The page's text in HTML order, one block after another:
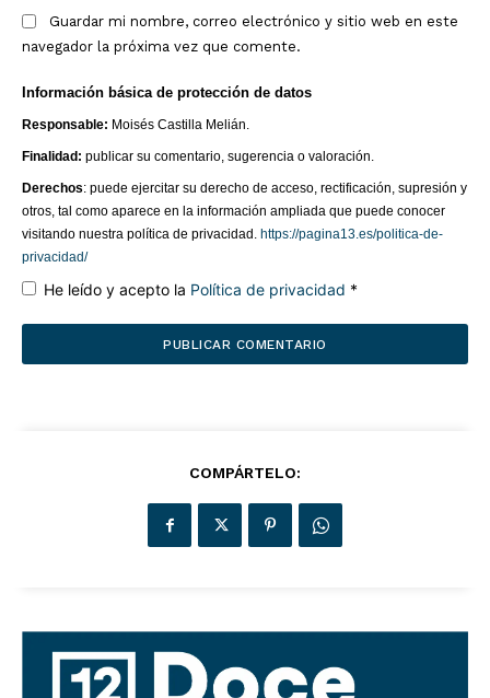
Doce Más Una
¿QUIERES SABER MÁS?
Guardar mi nombre, correo electrónico y sitio web en este
navegador la próxima vez que comente.
Información básica de protección de datos
Responsable: Moisés Castilla Melián.
Finalidad: publicar su comentario, sugerencia o valoración.
Derechos: puede ejercitar su derecho de acceso, rectificación, supresión y
otros, tal como aparece en la información ampliada que puede conocer
visitando nuestra política de privacidad. https://pagina13.es/politica-de-
privacidad/
He leído y acepto la Política de privacidad *
COMPÁRTELO: